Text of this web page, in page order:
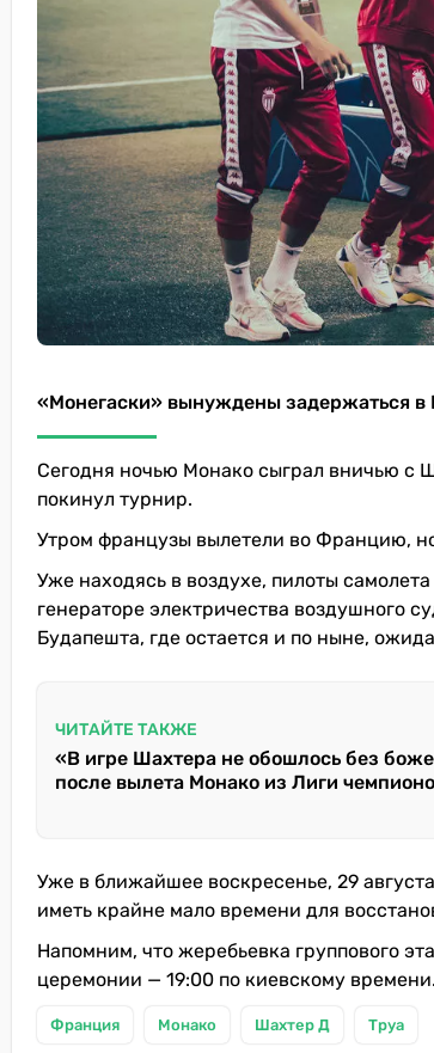
«Монегаски» вынуждены задержаться в
Сегодня ночью Монако сыграл вничью с
покинул турнир.
Утром французы вылетели во Францию,
Уже находясь в воздухе, пилоты
генераторе электричества воздушного
Будапешта, где остается и по ныне,
ЧИТАЙТЕ ТАКЖЕ
«В игре Шахтера не обошлось без
после вылета Монако из Лиги
Уже в ближайшее воскресенье, 29
иметь крайне мало времени для
Напомним, что жеребьевка группового
церемонии — 19:00 по киевскому времени.
Франция Монако Шахтер Д Труа